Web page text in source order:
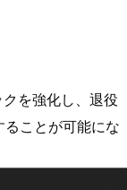
を強化し、退役
ことが可能にな